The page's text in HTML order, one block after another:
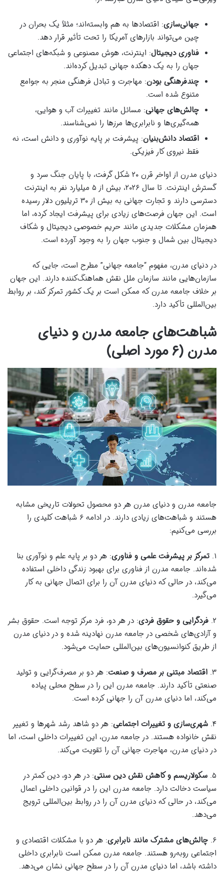
جهانی‌سازی: اقتصادها به هم وابسته‌اند؛ مثلاً یک بحران در
چین می‌تواند بازارهای آمریکا را تحت تأثیر قرار دهد.
فناوری دیجیتال: اینترنت، هوش مصنوعی و شبکه‌های اجتماعی
جهان را به یک دهکده جهانی تبدیل کرده‌اند.
چندفرهنگی بودن: مهاجرت و تبادل فرهنگی منجر به جوامع
متنوع شده است.
چالش‌های جهانی: مسائل مانند تغییرات آب و هوایی،
همه‌گیری‌ها و نابرابری‌ها مرزها را نمی‌شناسند.
اقتصاد دانش‌بنیان: پیشرفت بر پایه نوآوری و دانش است، نه
فقط نیروی کار فیزیکی.
دنیای مدرن از اواخر قرن ۲۰ شکل گرفت، با پایان جنگ سرد و
گسترش اینترنت. تا سال ۲۰۲۶، بیش از ۵ میلیارد نفر به اینترنت
دسترسی دارند و تجارت جهانی به بیش از ۳۰ تریلیون دلار رسیده
است. این جهان فرصت‌های زیادی برای پیشرفت ایجاد کرده، اما
همزمان مشکلات جدیدی مانند حریم خصوصی دیجیتال و شکاف
دیجیتال بین شمال و جنوب جهان را به وجود آورده است.
در دنیای مدرن، مفهوم “جامعه جهانی” مطرح است، جایی که
سازمان‌هایی مانند سازمان ملل نقش هماهنگ‌کننده دارند. این جهان
بر خلاف جامعه مدرن که ممکن است بر یک کشور تمرکز کند، بر روابط
بین‌المللی تأکید دارد.
شباهت‌های جامعه مدرن و دنیای
مدرن (۶ مورد اصلی)
جامعه مدرن و دنیای مدرن هر دو محصول تحولات تاریخی مشابه
هستند و شباهت‌های زیادی دارند. در ادامه ۶ شباهت کلیدی را
بررسی می‌کنیم:
۱. تمرکز بر پیشرفت علمی و فناوری: هر دو بر پایه علم و نوآوری بنا
شده‌اند. جامعه مدرن از فناوری برای بهبود زندگی داخلی استفاده
می‌کند، در حالی که دنیای مدرن آن را برای اتصال جهانی به کار
می‌گیرد.
۲. فردگرایی و حقوق فردی: در هر دو، فرد مرکز توجه است. حقوق بشر
و آزادی‌های شخصی در جامعه مدرن نهادینه شده و در دنیای مدرن
از طریق کنوانسیون‌های بین‌المللی حمایت می‌شود.
۳. اقتصاد مبتنی بر مصرف و صنعت: هر دو بر مصرف‌گرایی و تولید
صنعتی تأکید دارند. جامعه مدرن این را در سطح محلی پیاده
می‌کند، اما دنیای مدرن آن را جهانی کرده است.
۴. شهری‌سازی و تغییرات اجتماعی: هر دو شاهد رشد شهرها و تغییر
نقش خانواده هستند. در جامعه مدرن، این تغییرات داخلی است، اما
در دنیای مدرن، مهاجرت جهانی آن را تقویت می‌کند.
۵. سکولاریسم و کاهش نقش دین سنتی: در هر دو، دین کمتر در
سیاست دخالت دارد. جامعه مدرن این را در قوانین داخلی اعمال
می‌کند، در حالی که دنیای مدرن آن را در روابط بین‌المللی ترویج
می‌دهد.
۶. چالش‌های مشترک مانند نابرابری: هر دو با مشکلات اقتصادی و
اجتماعی روبه‌رو هستند. جامعه مدرن ممکن است نابرابری داخلی
داشته باشد، اما دنیای مدرن آن را در سطح جهانی نشان می‌دهد.